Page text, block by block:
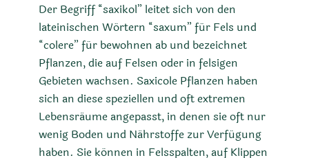
Der Begriff “saxikol” leitet sich von den
lateinischen Wörtern “saxum” für Fels und
“colere” für bewohnen ab und bezeichnet
Pflanzen, die auf Felsen oder in felsigen
Gebieten wachsen. Saxicole Pflanzen haben
sich an diese speziellen und oft extremen
Lebensräume angepasst, in denen sie oft nur
wenig Boden und Nährstoffe zur Verfügung
haben. Sie können in Felsspalten, auf Klippen